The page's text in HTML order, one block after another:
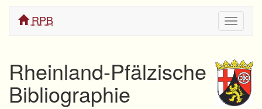
ein/
RPB
Rheinland-Pfälzische
Bibliographie